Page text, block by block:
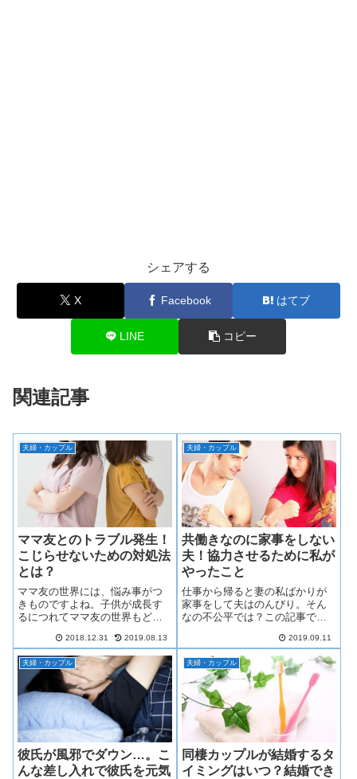
シェアする
X Facebook はてブ
LINE コピー
関連記事
夫婦・カップル
ママ友とのトラブル発生！
こじらせないための対処法
とは？
ママ友の世界には、悩み事がつ
きものですよね。子供が成長す
るにつれてママ友の世界もどん
だなと感じることは多々ありま
す。ここでは、実際によくある
ママ友とのトラブルの例とその
対処法をご紹介します。ぜひ参
考にしてくださいね。
2018.12.31 2019.08.13
夫婦・カップル
共働きなのに家事をしない
夫！協力させるために私が
やったこと
仕事から帰ると妻の私ばかりが
家事をして夫はのんびり。そん
なの不公平では？この記事で
夫の協力を得るための伝え方
や、家事の分担について、自身
の経験を踏まえてご紹介しま
す。ぜひ参考にしてください。
2019.09.11
夫婦・カップル
彼氏が風邪でダウン…。こ
んな差し入れで彼氏を元気
夫婦・カップル
同棲カップルが結婚するタ
イミングはいつ？結婚でき